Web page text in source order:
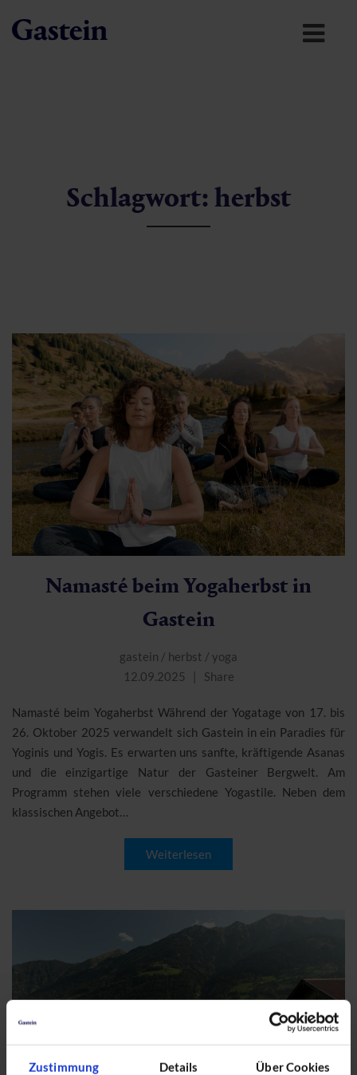
Zustimmung Details Über Cookies
Schlagwort: herbst
Namasté beim Yogaherbst in
Gastein
gastein / herbst / yoga
12.09.2025
Share
Namasté beim Yogaherbst Während der Yogatage von 17. bis
26. Oktober 2025 verwandelt sich Gastein in ein Paradies für
Yoginis und Yogis. Es erwarten uns sanfte, kräftigende Asanas
und die einzigartige Natur der Gasteiner Bergwelt. Am
Programm stehen viele verschiedene Yogastile. Neben dem
klassischen Angebot…
Weiterlesen